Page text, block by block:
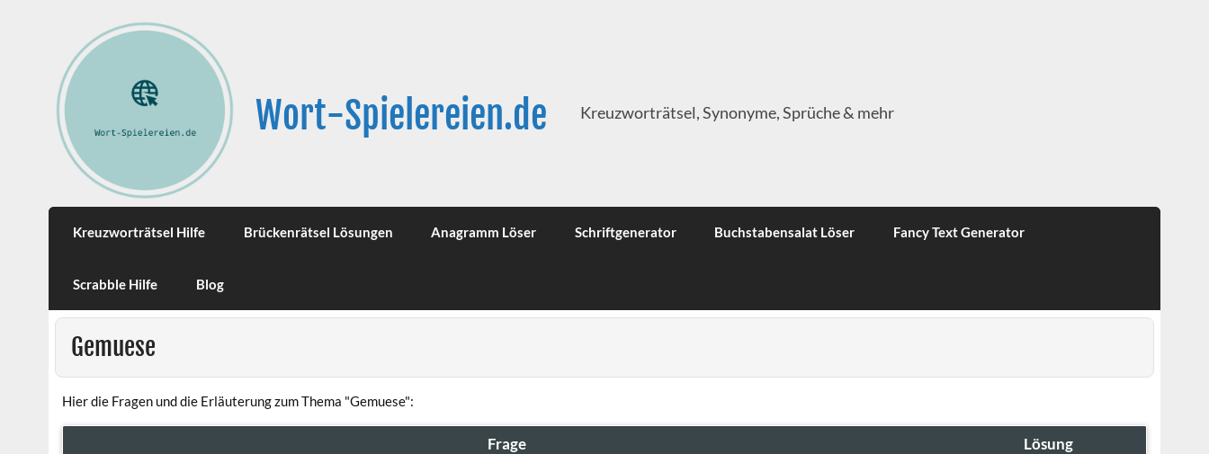
Wort-Spielereien.de Kreuzworträtsel, Synonyme, Sprüche & mehr
Kreuzworträtsel Hilfe Brückenrätsel Lösungen Anagramm Löser Schriftgenerator Buchstabensalat Löser Fancy Text Generator
Scrabble Hilfe Blog
Gemuese
Hier die Fragen und die Erläuterung zum Thema "Gemuese":
Frage Lösung